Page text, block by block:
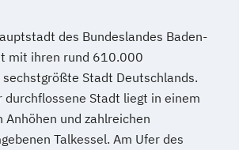
des Bundeslandes Baden-
mit ihren rund 610.000
sechstgrößte Stadt Deutschlands.
durchflossene Stadt liegt in einem
Anhöhen und zahlreichen
Talkessel. Am Ufer des